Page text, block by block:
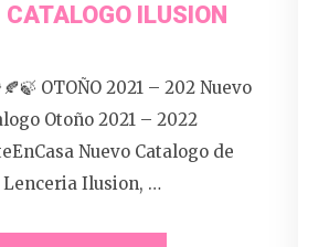
ILUSION
OTOÑO 2021 – 202 Nuevo
Otoño 2021 – 2022
Nuevo Catalogo de
Lenceria Ilusion, …